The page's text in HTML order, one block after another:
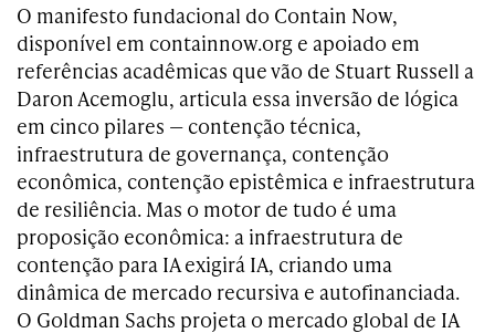
O manifesto fundacional do Contain Now,
disponível em containnow.org e apoiado em
referências acadêmicas que vão de Stuart Russell a
Daron Acemoglu, articula essa inversão de lógica
em cinco pilares — contenção técnica,
infraestrutura de governança, contenção
econômica, contenção epistêmica e infraestrutura
de resiliência. Mas o motor de tudo é uma
proposição econômica: a infraestrutura de
contenção para IA exigirá IA, criando uma
dinâmica de mercado recursiva e autofinanciada.
O Goldman Sachs projeta o mercado global de IA